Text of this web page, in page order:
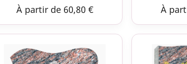
À partir de 60,80 € À